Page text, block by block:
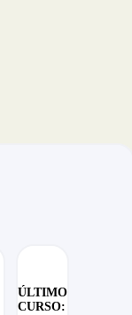
ÚLTIMO
CURSO: